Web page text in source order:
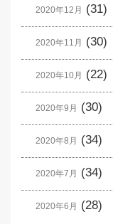
2020年12月 (31)
2020年11月 (30)
2020年10月 (22)
2020年9月 (30)
2020年8月 (34)
2020年7月 (34)
2020年6月 (28)